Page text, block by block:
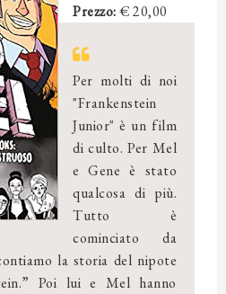
Prezzo:€ 20,00
Per molti di noi
"Frankenstein
Junior" è un film
di culto. Per Mel
e Gene è stato
qualcosa di più.
Tutto è
cominciato da
la storia del nipote
Poi lui e Mel hanno